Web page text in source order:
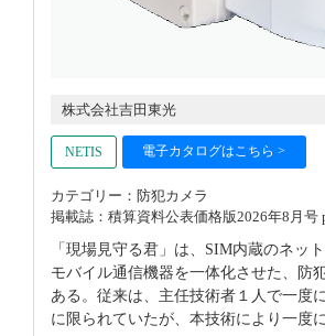
株式会社吉田東光
NETIS 電子カタログはこちら >
カテゴリー：防犯カメラ
掲載誌：積算資料公表価格版2026年8月号
「現場見守る君」は、SIM内蔵のネッ
モバイル通信機器を一体化させた、防
ある。従来は、主任技術者１人で一度
に限られていたが、本技術により一度に